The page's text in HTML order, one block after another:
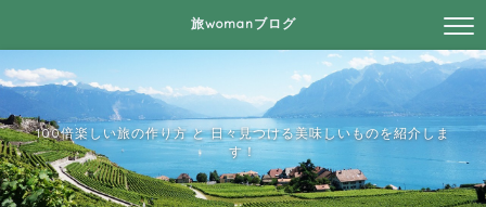
旅womanブログ
100倍楽しい旅の作り方 と 日々見つける美味しいものを紹介しま
す！